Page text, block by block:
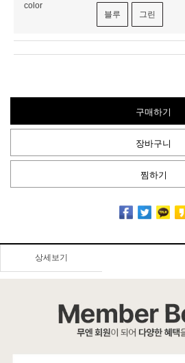
color
블루
그린
구매하기
장바구니
찜하기
상세보기